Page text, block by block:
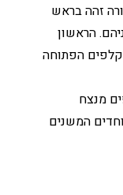
זהה בראש
הראשון
הפתוחה
מנצח
המשנים